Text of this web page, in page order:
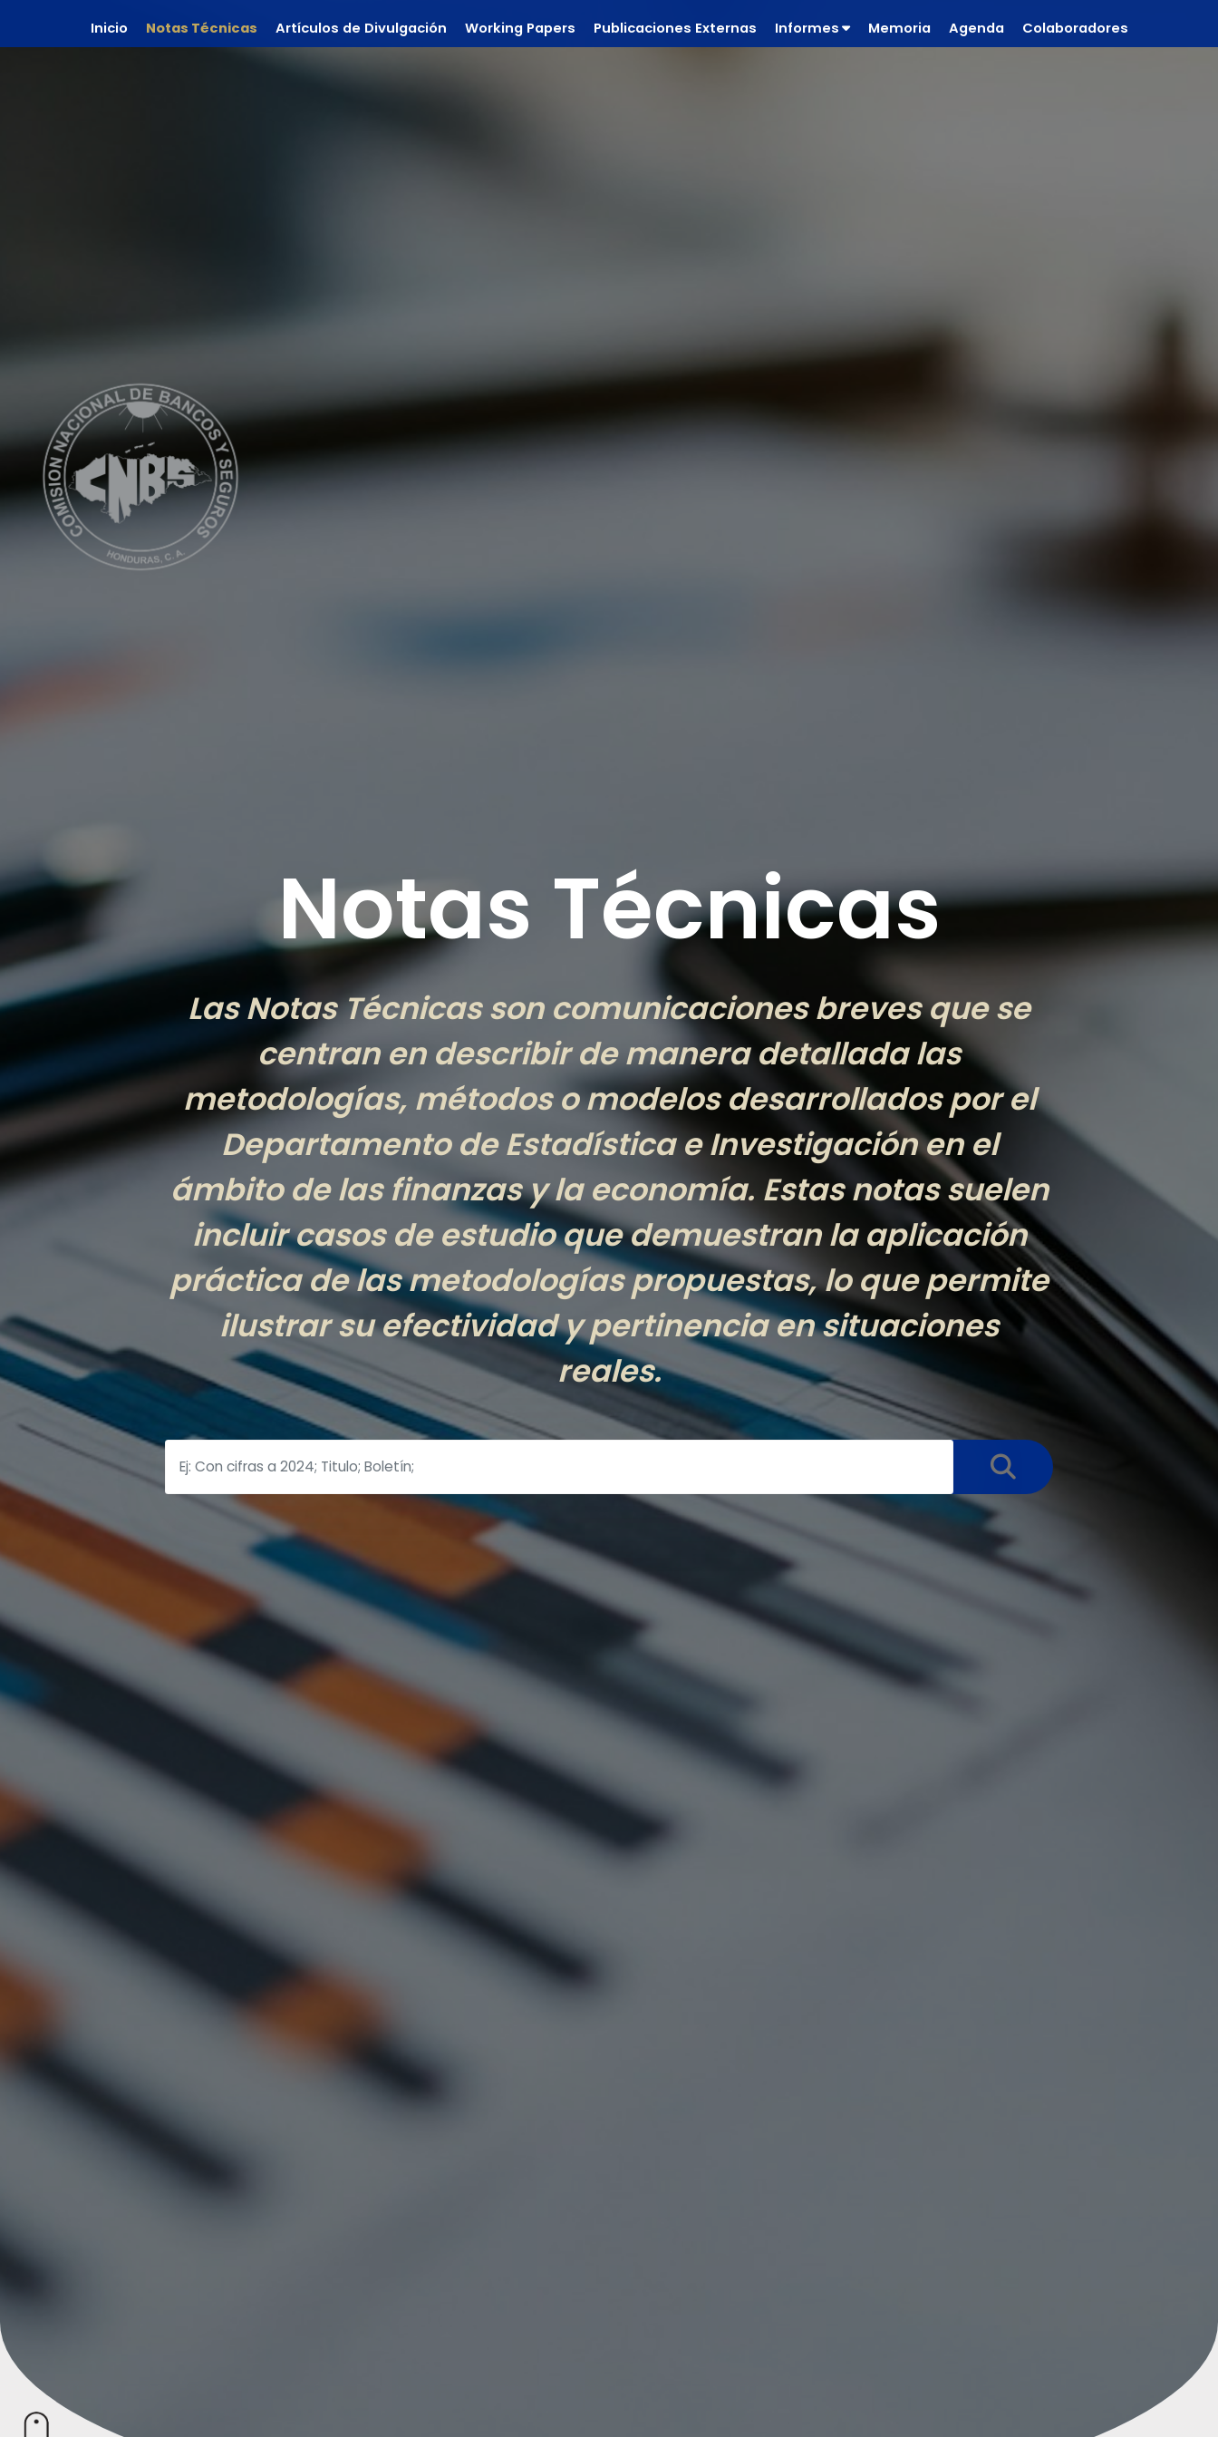
Inicio Notas Técnicas Artículos de Divulgación Working Papers Publicaciones Externas Informes Memoria Agenda Colaboradores
Notas Técnicas
Las Notas Técnicas son comunicaciones breves que se
centran en describir de manera detallada las
metodologías, métodos o modelos desarrollados por el
Departamento de Estadística e Investigación en el
ámbito de las finanzas y la economía. Estas notas suelen
incluir casos de estudio que demuestran la aplicación
práctica de las metodologías propuestas, lo que permite
ilustrar su efectividad y pertinencia en situaciones
reales.